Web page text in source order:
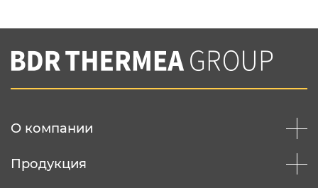
Вы соглашаетесь с нашей политикой
конфеденциальности
О компании
Продукция